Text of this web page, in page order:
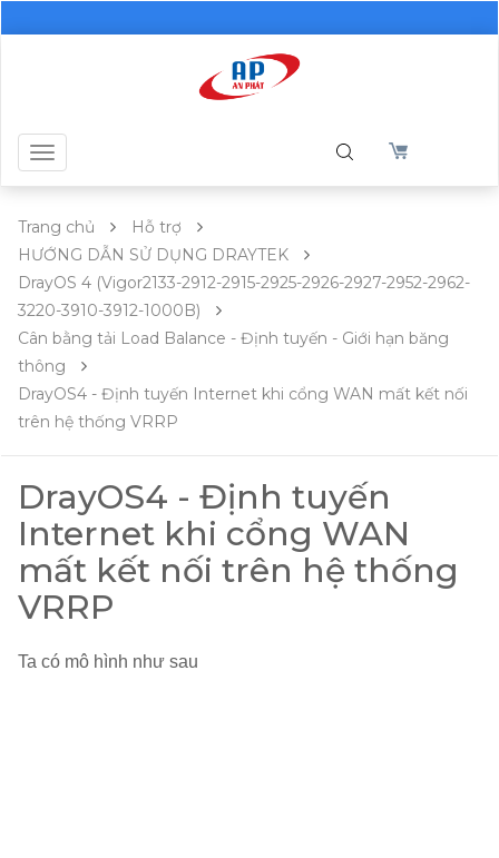
Toggle
navigation
Trang chủ
Hỗ trợ
HƯỚNG DẪN SỬ DỤNG DRAYTEK
DrayOS 4 (Vigor2133-2912-2915-2925-2926-2927-2952-2962-
3220-3910-3912-1000B)
Cân bằng tải Load Balance - Định tuyến - Giới hạn băng
thông
DrayOS4 - Định tuyến Internet khi cổng WAN mất kết nối
trên hệ thống VRRP
DrayOS4 - Định tuyến
Internet khi cổng WAN
mất kết nối trên hệ thống
VRRP
Ta có mô hình như sau